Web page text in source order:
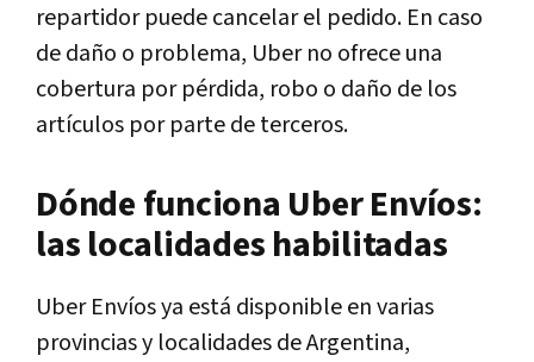
repartidor puede cancelar el pedido. En caso
de daño o problema, Uber no ofrece una
cobertura por pérdida, robo o daño de los
artículos por parte de terceros.
Dónde funciona Uber Envíos:
las localidades habilitadas
Uber Envíos ya está disponible en varias
provincias y localidades de Argentina,